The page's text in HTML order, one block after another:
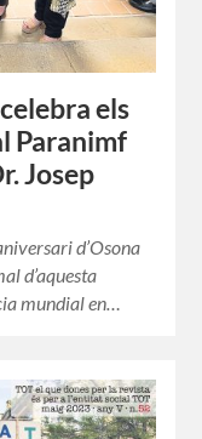
els
Paranimf
Josep
d’Osona
d’aquesta
mundial en…